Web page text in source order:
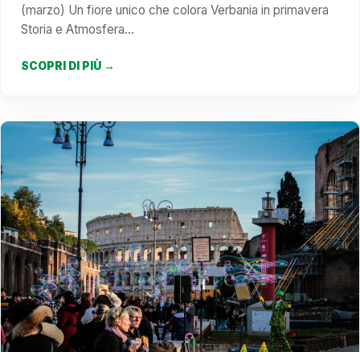
(marzo) Un fiore unico che colora Verbania in primavera
Storia e Atmosfera…
SCOPRI DI PIÙ →